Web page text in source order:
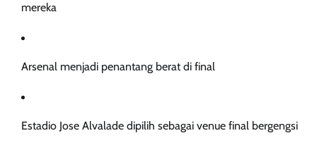
mereka
Arsenal menjadi penantang berat di final
Estadio Jose Alvalade dipilih sebagai venue final bergengsi